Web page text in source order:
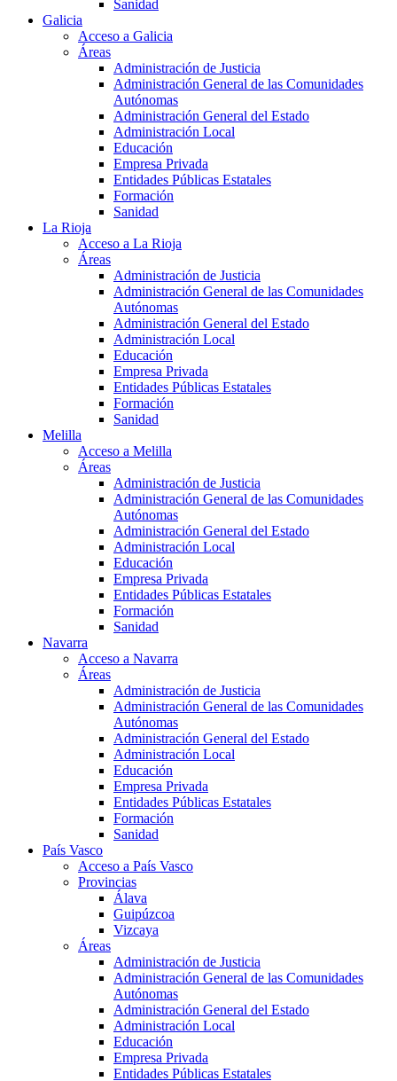
Sanidad
Galicia
Acceso a Galicia
Áreas
Administración de Justicia
Administración General de las Comunidades
Autónomas
Administración General del Estado
Administración Local
Educación
Empresa Privada
Entidades Públicas Estatales
Formación
Sanidad
La Rioja
Acceso a La Rioja
Áreas
Administración de Justicia
Administración General de las Comunidades
Autónomas
Administración General del Estado
Administración Local
Educación
Empresa Privada
Entidades Públicas Estatales
Formación
Sanidad
Melilla
Acceso a Melilla
Áreas
Administración de Justicia
Administración General de las Comunidades
Autónomas
Administración General del Estado
Administración Local
Educación
Empresa Privada
Entidades Públicas Estatales
Formación
Sanidad
Navarra
Acceso a Navarra
Áreas
Administración de Justicia
Administración General de las Comunidades
Autónomas
Administración General del Estado
Administración Local
Educación
Empresa Privada
Entidades Públicas Estatales
Formación
Sanidad
País Vasco
Acceso a País Vasco
Provincias
Álava
Guipúzcoa
Vizcaya
Áreas
Administración de Justicia
Administración General de las Comunidades
Autónomas
Administración General del Estado
Administración Local
Educación
Empresa Privada
Entidades Públicas Estatales